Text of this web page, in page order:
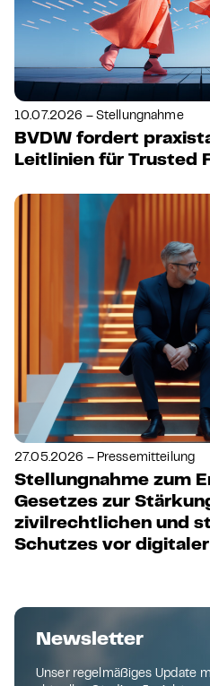
10.07.2026 – Stellungnahme
BVDW fordert
Leitlinien für Trusted
27.05.2026 – Pressemitteilung
Stellungnahme zum
Gesetzes zur
zivilrechtlichen und
Schutzes vor
Newsletter
Unser regelmäßiges Update